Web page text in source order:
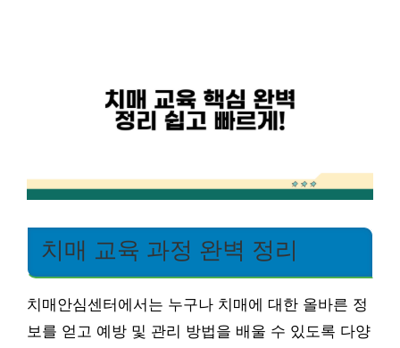
치매 교육 과정 완벽 정리
치매안심센터에서는 누구나 치매에 대한 올바른 정
보를 얻고 예방 및 관리 방법을 배울 수 있도록 다양